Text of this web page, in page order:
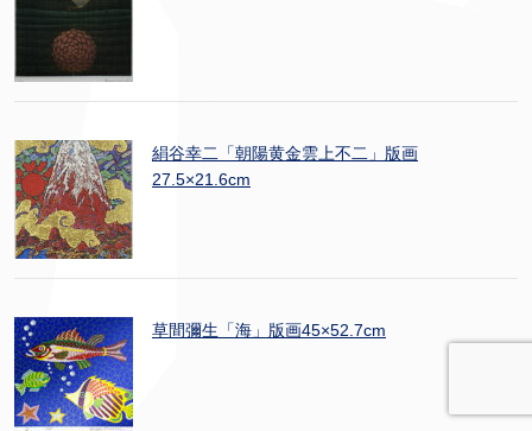
絹谷幸二「朝陽黄金雲上不二」版画
27.5×21.6cm
草間彌生「海」版画45×52.7cm